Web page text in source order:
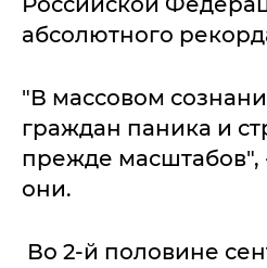
абсолютного
"В массовом
граждан паника и
прежде масштабов",
они.
Во 2-й половине